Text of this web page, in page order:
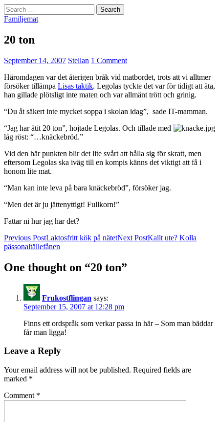
Search
for:
Familjemat
20 ton
September 14, 2007 Stellan 1 Comment
Häromdagen var det återigen bråk vid matbordet, trots att vi alltmer
försöker tillämpa Lisas taktik. Legolas tyckte det var för tidigt att äta,
han gillade plötsligt inte maten och var allmänt trött och grinig.
“Du åt säkert inte mycket soppa i skolan idag”, sade IT-mamman.
“Jag har ätit 20 ton”, hojtade Legolas. Och tillade med
låg röst: “…knäckebröd.”
Vid den här punkten blir det lite svårt att hålla sig för skratt, men
eftersom Legolas ska iväg till en kompis känns det viktigt att få i
honom lite mat.
“Man kan inte leva på bara knäckebröd”, försöker jag.
“Men det är ju jättenyttigt! Fullkorn!”
Fattar ni hur jag har det?
Post
navigation
Previous PostLaktosfritt kök på nätetNext PostKallt ute? Kolla
pässonaltällefånen
One thought on “20 ton”
Frukostflingan says:
September 15, 2007 at 12:28 pm
Finns ett ordspråk som verkar passa in här – Som man bäddar
får man ligga!
Leave a Reply
Your email address will not be published. Required fields are
marked *
Comment *